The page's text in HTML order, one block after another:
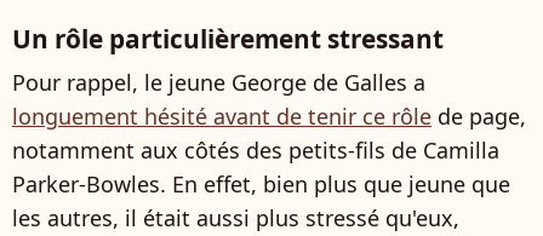
Un rôle particulièrement stressant
Pour rappel, le jeune George de Galles a
longuement hésité avant de tenir ce rôle de page,
notamment aux côtés des petits-fils de Camilla
Parker-Bowles. En effet, bien plus que jeune que
les autres, il était aussi plus stressé qu'eux,